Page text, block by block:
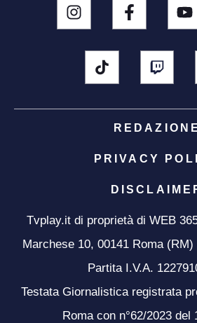
REDAZIONE
PRIVACY
Tvplay.it di proprietà di WEB
Marchese 10, 00141 Roma
Partita I.V.A.
Testata Giornalistica registrata
Roma con n°62/2023 del